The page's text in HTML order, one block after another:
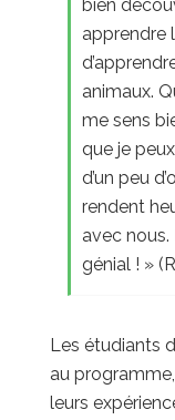
bien
apprendre
animaux.
me sens
que je
d’un peu
rendent
avec nous.
génial ! »
Les étudiants
au
leurs